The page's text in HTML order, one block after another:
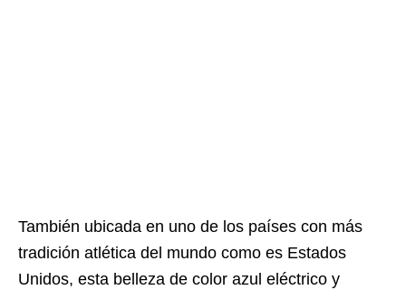
También ubicada en uno de los países con más
tradición atlética del mundo como es Estados
Unidos, esta belleza de color azul eléctrico y